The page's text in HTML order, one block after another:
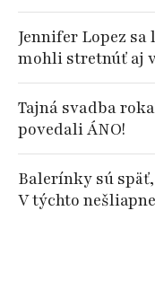
Jennifer Lopez
mohli stretnúť aj
Tajná svadba
povedali ÁNO!
Balerínky sú
V týchto